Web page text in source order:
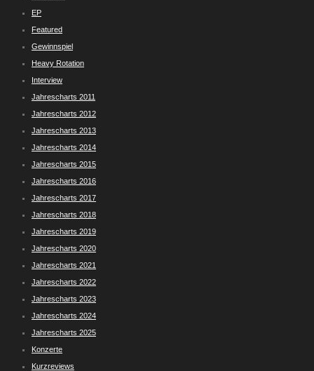
EP
Featured
Gewinnspiel
Heavy Rotation
Interview
Jahrescharts 2011
Jahrescharts 2012
Jahrescharts 2013
Jahrescharts 2014
Jahrescharts 2015
Jahrescharts 2016
Jahrescharts 2017
Jahrescharts 2018
Jahrescharts 2019
Jahrescharts 2020
Jahrescharts 2021
Jahrescharts 2022
Jahrescharts 2023
Jahrescharts 2024
Jahrescharts 2025
Konzerte
Kurzreviews